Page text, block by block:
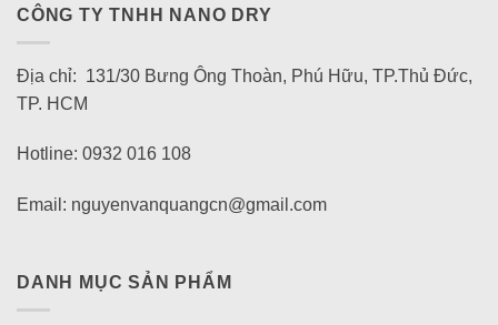
CÔNG TY TNHH NANO DRY
Địa chỉ: 131/30 Bưng Ông Thoàn, Phú Hữu, TP.Thủ Đức,
TP. HCM
Hotline: 0932 016 108
Email: nguyenvanquangcn@gmail.com
DANH MỤC SẢN PHẨM